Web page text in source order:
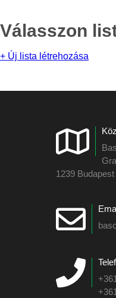
Válasszon
+ Új lista létrehozása
1239